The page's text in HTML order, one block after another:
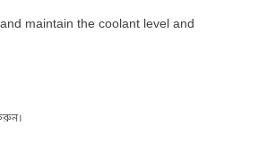
maintain the coolant level and